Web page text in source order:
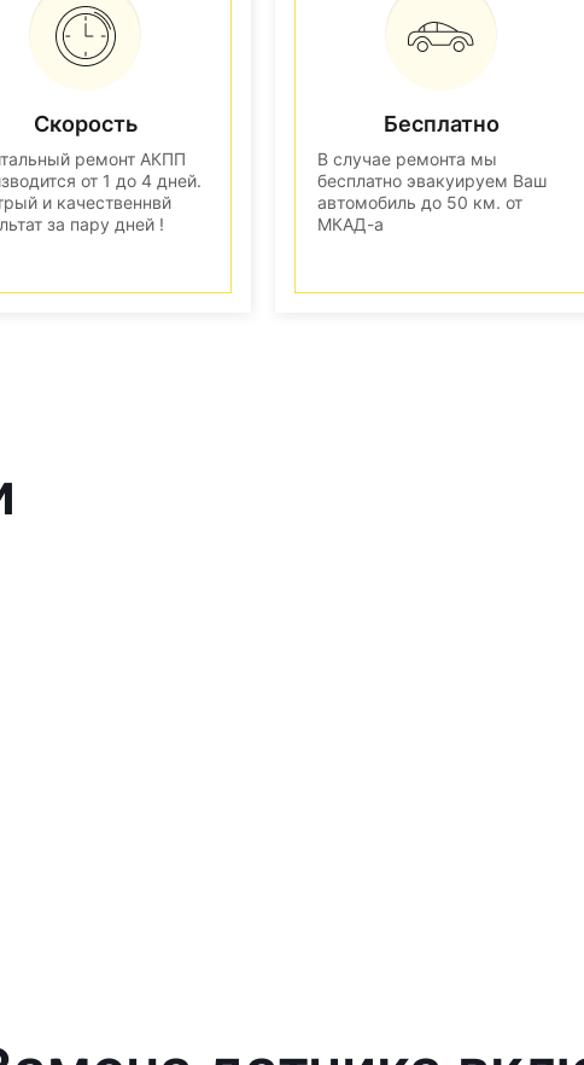
Скорость
ремонт АКПП
от 1 до 4 дней.
и качественнвй
за пару дней !
Бесплатно
В случае ремонта мы
бесплатно эвакуируем Ваш
автомобиль до 50 км. от
МКАД-а